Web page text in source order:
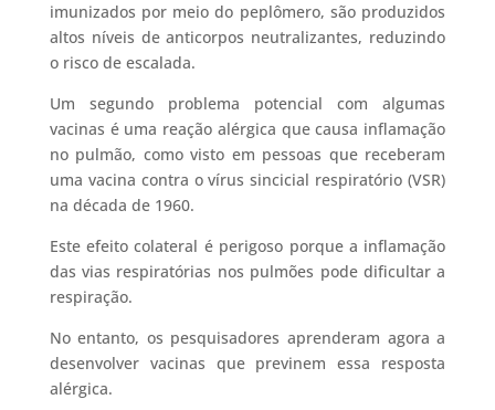
imunizados por meio do peplômero, são produzidos
altos níveis de anticorpos neutralizantes, reduzindo
o risco de escalada.
Um segundo problema potencial com algumas
vacinas é uma reação alérgica que causa inflamação
no pulmão, como visto em pessoas que receberam
uma vacina contra o vírus sincicial respiratório (VSR)
na década de 1960.
Este efeito colateral é perigoso porque a inflamação
das vias respiratórias nos pulmões pode dificultar a
respiração.
No entanto, os pesquisadores aprenderam agora a
desenvolver vacinas que previnem essa resposta
alérgica.